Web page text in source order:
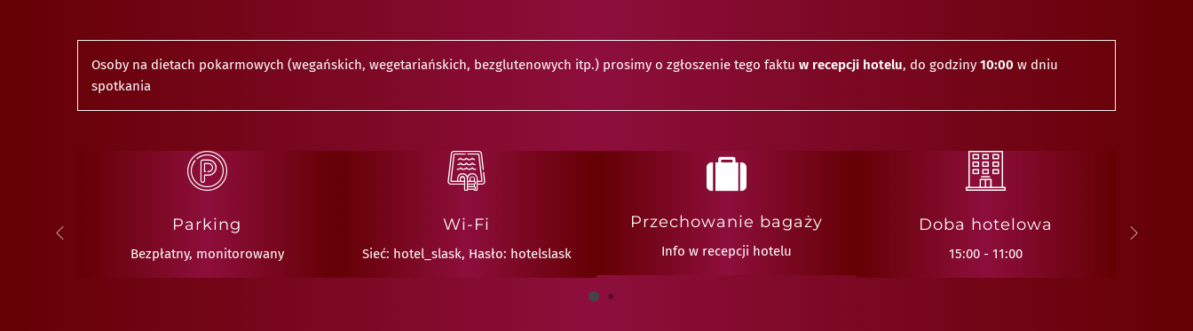
Osoby na dietach pokarmowych (wegańskich, wegetariańskich, bezglutenowych itp.) prosimy o zgłoszenie tego faktu w recepcji hotelu, do godziny 10:00 w dniu
spotkania
Parking
Bezpłatny, monitorowany
Wi-Fi
Sieć: hotel_slask, Hasło: hotelslask
Przechowanie bagaży
Info w recepcji hotelu
Doba hotelowa
15:00 - 11:00